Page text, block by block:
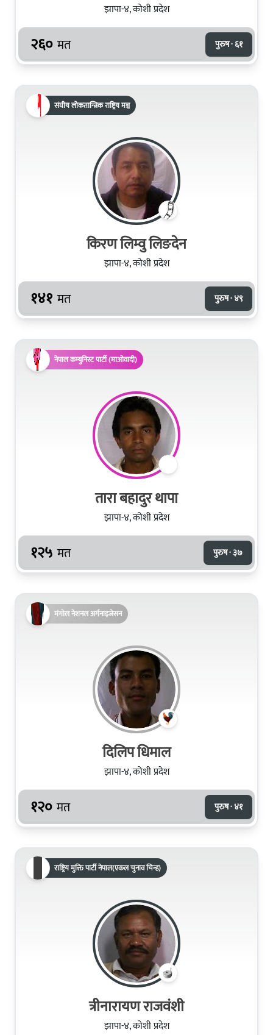
झापा-४, कोशी प्रदेश
२६० मत पुरुष · ६१
संघीय लोकतान्त्रिक राष्ट्रिय मञ्च
किरण लिम्वु लिङदेन
झापा-४, कोशी प्रदेश
१४१ मत पुरुष · ४९
नेपाल कम्युनिस्ट पार्टी (माओवादी)
तारा बहादुर थापा
झापा-४, कोशी प्रदेश
१२५ मत पुरुष · ३७
मंगोल नेशनल अर्गनाइजेसन
दिलिप धिमाल
झापा-४, कोशी प्रदेश
१२० मत पुरुष · ४१
राष्ट्रिय मुक्ति पार्टी नेपाल(एकल चुनाव चिन्ह)
त्रीनारायण राजवंशी
झापा-४, कोशी प्रदेश